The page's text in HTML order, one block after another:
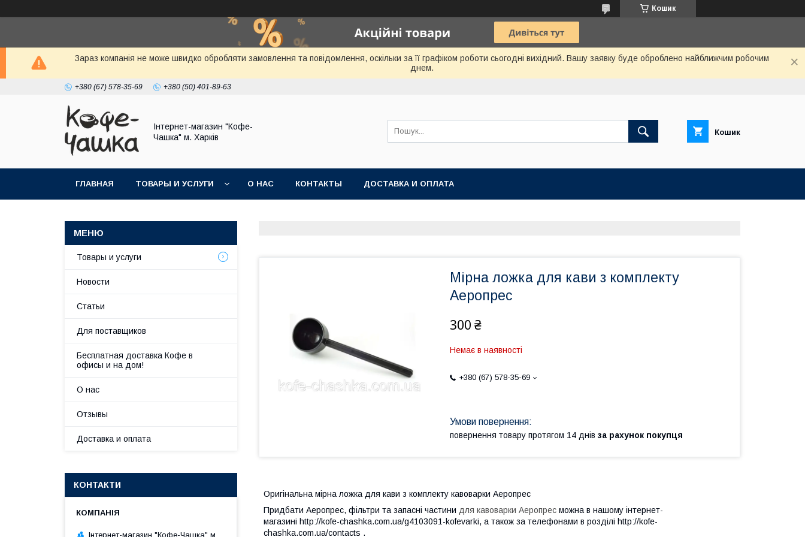
Кошик
Зараз компанія не може швидко обробляти замовлення та повідомлення, оскільки за її графіком роботи сьогодні вихідний. Вашу заявку буде оброблено найближчим робочим
днем.
+380 (67) 578-35-69 +380 (50) 401-89-63
Інтернет-магазин "Кофе-
Чашка" м. Харків
Кошик
ГЛАВНАЯ ТОВАРЫ И УСЛУГИ О НАС КОНТАКТЫ ДОСТАВКА И ОПЛАТА
Мірна ложка для кави з комплекту
Аеропрес
300 ₴
Немає в наявності
+380 (67) 578-35-69
повернення товару протягом 14 днів за рахунок покупця
Оригінальна мірна ложка для кави з комплекту кавоварки Аеропрес
Придбати Аеропрес, фільтри та запасні частини для кавоварки Аеропрес можна в нашому інтернет-
магазині http://kofe-chashka.com.ua/g4103091-kofevarki, а також за телефонами в розділі http://kofe-
chashka.com.ua/contacts .
Товары и услуги
Новости
Статьи
Для поставщиков
Бесплатная доставка Кофе в
офисы и на дом!
О нас
Отзывы
Доставка и оплата
КОНТАКТИ
Інтернет-магазин "Кофе-Чашка" м.